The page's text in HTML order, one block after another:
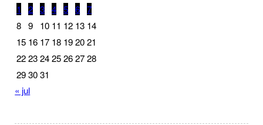
1 2 3 4 5 6 7
8 9 10 11 12 13 14
15 16 17 18 19 20 21
22 23 24 25 26 27 28
29 30 31
« jul